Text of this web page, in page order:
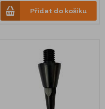
Přidat do košíku